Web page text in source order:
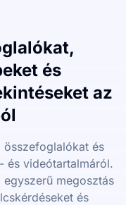
és
az
összefoglalókat és
és videótartalmáról.
megosztás
és